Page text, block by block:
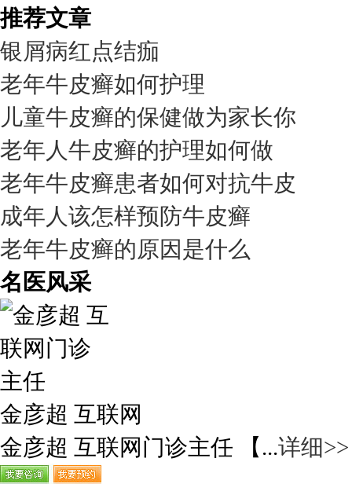
推荐文章
银屑病红点结痂
老年牛皮癣如何护理
儿童牛皮癣的保健做为家长你
老年人牛皮癣的护理如何做
老年牛皮癣患者如何对抗牛皮
成年人该怎样预防牛皮癣
老年牛皮癣的原因是什么
名医风采
金彦超 互联网
金彦超 互联网门诊主任 【...详细>>